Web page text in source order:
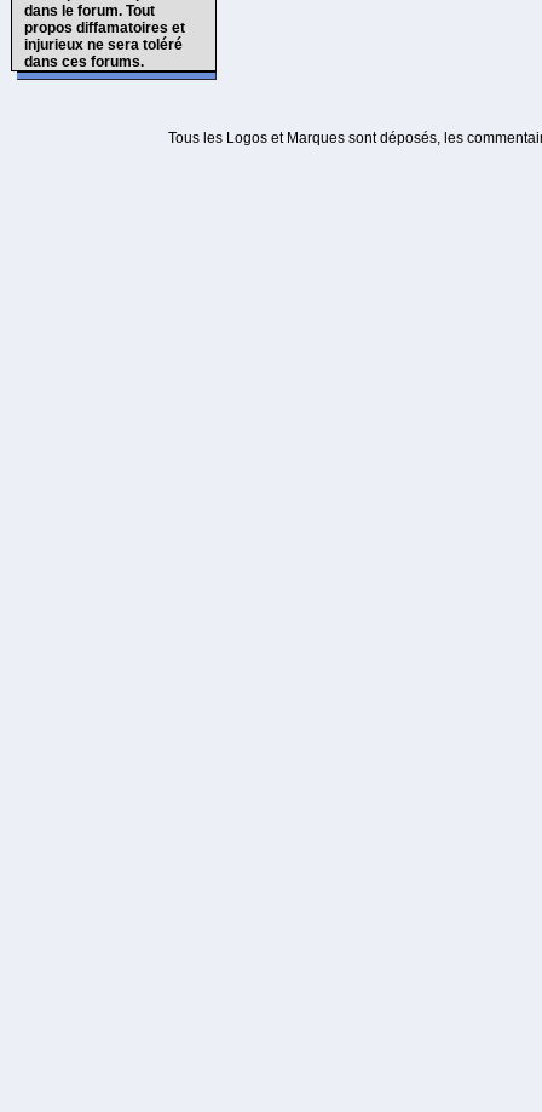
dans le forum. Tout
propos diffamatoires et
injurieux ne sera toléré
dans ces forums.
Tous les Logos et Marques sont déposés, les